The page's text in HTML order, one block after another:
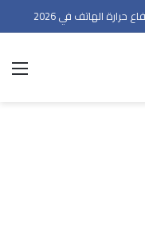
الهاتف في 2026